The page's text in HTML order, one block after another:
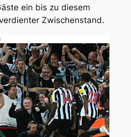
ein bis zu diesem
Zwischenstand.